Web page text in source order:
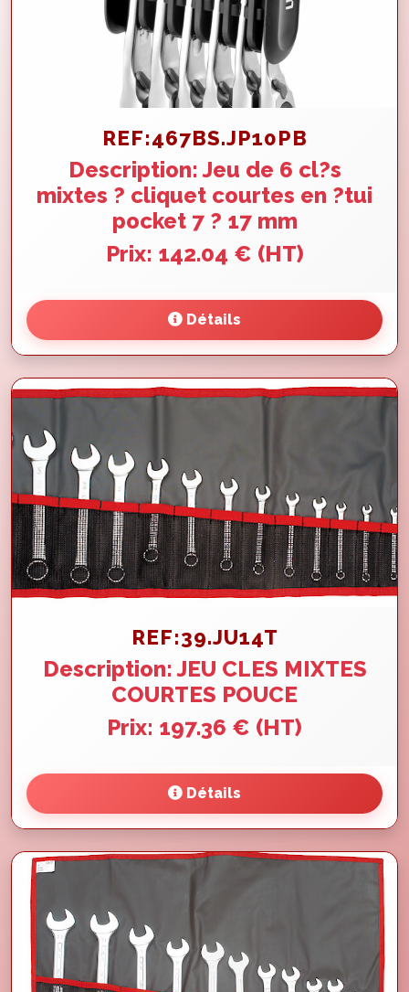
REF:467BS.JP10PB
Description: Jeu de 6 cl?s
mixtes ? cliquet courtes en ?tui
pocket 7 ? 17 mm
Prix: 142.04 € (HT)
Détails
REF:39.JU14T
Description: JEU CLES MIXTES
COURTES POUCE
Prix: 197.36 € (HT)
Détails